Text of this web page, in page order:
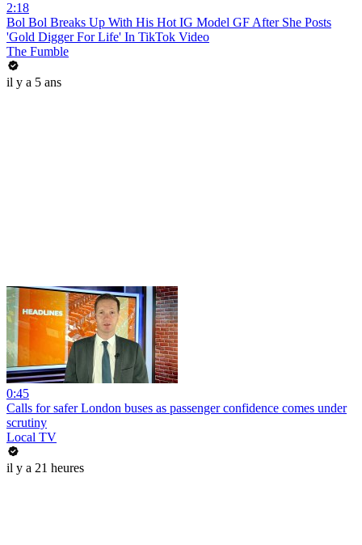
2:18
Bol Bol Breaks Up With His Hot IG Model GF After She Posts
'Gold Digger For Life' In TikTok Video
The Fumble
il y a 5 ans
0:45
Calls for safer London buses as passenger confidence comes under
scrutiny
Local TV
il y a 21 heures